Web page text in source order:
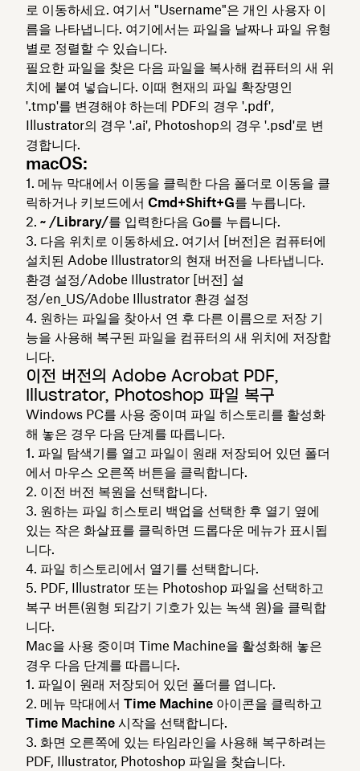
로 이동하세요. 여기서 "Username"은 개인 사용자 이
름을 나타냅니다. 여기에서는 파일을 날짜나 파일 유형
별로 정렬할 수 있습니다.
필요한 파일을 찾은 다음 파일을 복사해 컴퓨터의 새 위
치에 붙여 넣습니다. 이때 현재의 파일 확장명인
'.tmp'를 변경해야 하는데 PDF의 경우 '.pdf',
Illustrator의 경우 '.ai', Photoshop의 경우 '.psd'로 변
경합니다.
macOS:
메뉴 막대에서 이동을 클릭한 다음 폴더로 이동을 클
릭하거나 키보드에서 Cmd+Shift+G를 누릅니다.
~ /Library/를 입력한다음 Go를 누릅니다.
다음 위치로 이동하세요. 여기서 [버전]은 컴퓨터에
설치된 Adobe Illustrator의 현재 버전을 나타냅니다.
환경 설정/Adobe Illustrator [버전] 설
정/en_US/Adobe Illustrator 환경 설정
원하는 파일을 찾아서 연 후 다른 이름으로 저장 기
능을 사용해 복구된 파일을 컴퓨터의 새 위치에 저장합
니다.
이전 버전의 Adobe Acrobat PDF,
Illustrator, Photoshop 파일 복구
Windows PC를 사용 중이며 파일 히스토리를 활성화
해 놓은 경우 다음 단계를 따릅니다.
파일 탐색기를 열고 파일이 원래 저장되어 있던 폴더
에서 마우스 오른쪽 버튼을 클릭합니다.
이전 버전 복원을 선택합니다.
원하는 파일 히스토리 백업을 선택한 후 열기 옆에
있는 작은 화살표를 클릭하면 드롭다운 메뉴가 표시됩
니다.
파일 히스토리에서 열기를 선택합니다.
PDF, Illustrator 또는 Photoshop 파일을 선택하고
복구 버튼(원형 되감기 기호가 있는 녹색 원)을 클릭합
니다.
Mac을 사용 중이며 Time Machine을 활성화해 놓은
경우 다음 단계를 따릅니다.
파일이 원래 저장되어 있던 폴더를 엽니다.
메뉴 막대에서 Time Machine 아이콘을 클릭하고
Time Machine 시작을 선택합니다.
화면 오른쪽에 있는 타임라인을 사용해 복구하려는
PDF, Illustrator, Photoshop 파일을 찾습니다.